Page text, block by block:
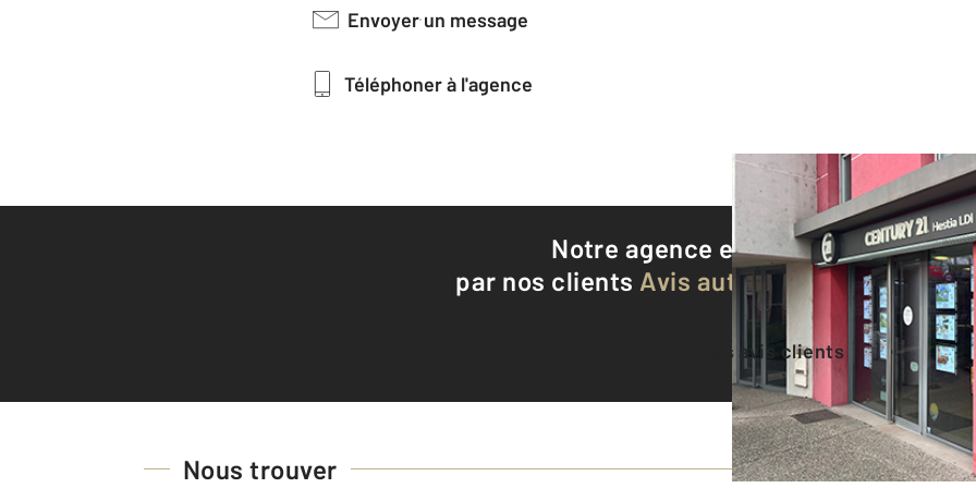
Envoyer un message
Téléphoner à l'agence
Notre agence est notée 9,3/10
par nos clients Avis authentifiés par
Voir tous les avis clients
Nous trouver